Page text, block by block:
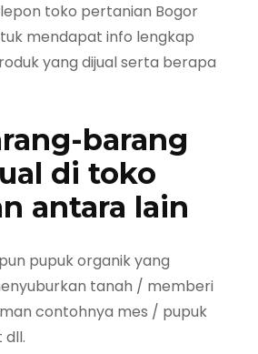
toko pertanian Bogor
mendapat info lengkap
yang dijual serta berapa
barang
di toko
antara lain
pupuk organik yang
tanah / memberi
contohnya mes / pupuk
dll.